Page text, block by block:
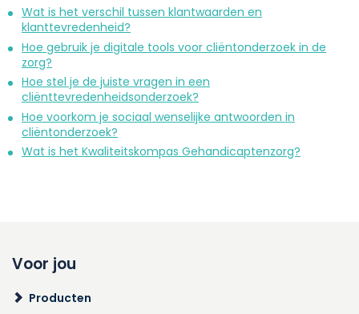
Wat is het verschil tussen klantwaarden en
klanttevredenheid?
Hoe gebruik je digitale tools voor cliëntonderzoek in de
zorg?
Hoe stel je de juiste vragen in een
cliënttevredenheidsonderzoek?
Hoe voorkom je sociaal wenselijke antwoorden in
cliëntonderzoek?
Wat is het Kwaliteitskompas Gehandicaptenzorg?
Voor jou
Producten